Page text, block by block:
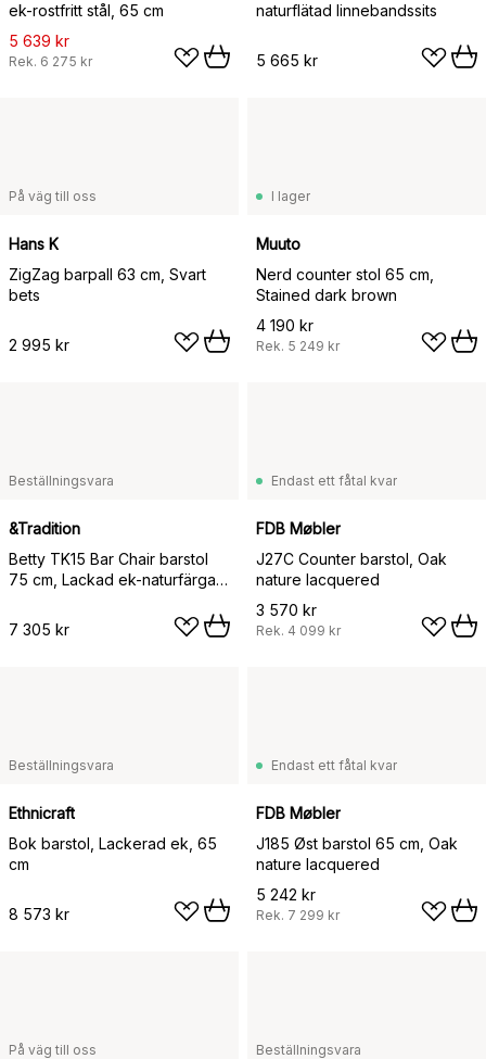
ek-rostfritt stål, 65 cm
5 639 kr
Rek. 6 275 kr
naturflätad linnebandssits
5 665 kr
På väg till oss
Hans K
ZigZag barpall 63 cm, Svart
bets
2 995 kr
I lager
Muuto
Nerd counter stol 65 cm,
Stained dark brown
4 190 kr
Rek. 5 249 kr
Beställningsvara
&Tradition
Betty TK15 Bar Chair barstol
75 cm, Lackad ek-naturfärgat
7 305 kr
Endast ett fåtal kvar
FDB Møbler
J27C Counter barstol, Oak
nature lacquered
3 570 kr
Rek. 4 099 kr
Beställningsvara
Ethnicraft
Bok barstol, Lackerad ek, 65
cm
8 573 kr
Endast ett fåtal kvar
FDB Møbler
J185 Øst barstol 65 cm, Oak
nature lacquered
5 242 kr
Rek. 7 299 kr
På väg till oss Beställningsvara